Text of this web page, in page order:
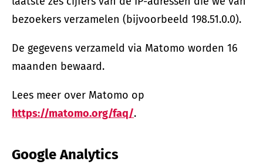
bezoekers verzamelen (bijvoorbeeld 198.51.0.0).
De gegevens verzameld via Matomo worden 16
maanden bewaard.
Lees meer over Matomo op
https://matomo.org/faq/.
Google Analytics